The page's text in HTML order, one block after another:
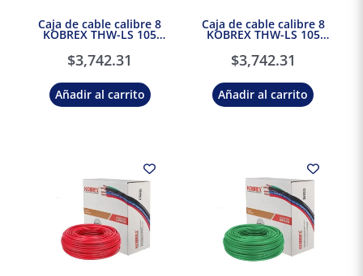
Caja de cable calibre 8
KOBREX THW-LS 105
$3,742.31
Añadir al carrito
Caja de cable calibre 8
KOBREX THW-LS 105
$3,742.31
Añadir al carrito